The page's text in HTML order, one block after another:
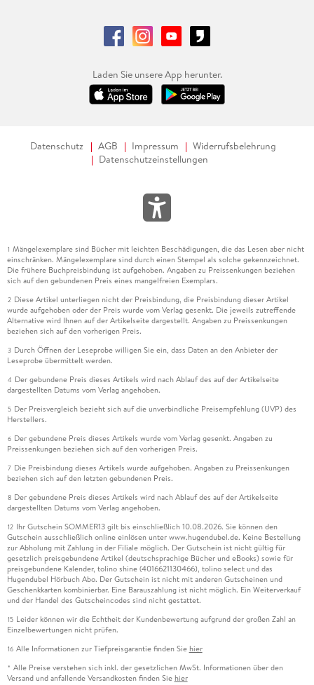
Laden Sie unsere App herunter.
Datenschutz AGB Impressum
Widerrufsbelehrung
Datenschutzeinstellungen
1 Mängelexemplare sind Bücher mit leichten Beschädigungen, die das Lesen aber nicht
einschränken. Mängelexemplare sind durch einen Stempel als solche gekennzeichnet.
Die frühere Buchpreisbindung ist aufgehoben. Angaben zu Preissenkungen beziehen
sich auf den gebundenen Preis eines mangelfreien Exemplars.
2 Diese Artikel unterliegen nicht der Preisbindung, die Preisbindung dieser Artikel
wurde aufgehoben oder der Preis wurde vom Verlag gesenkt. Die jeweils zutreffende
Alternative wird Ihnen auf der Artikelseite dargestellt. Angaben zu Preissenkungen
beziehen sich auf den vorherigen Preis.
3 Durch Öffnen der Leseprobe willigen Sie ein, dass Daten an den Anbieter der
Leseprobe übermittelt werden.
4 Der gebundene Preis dieses Artikels wird nach Ablauf des auf der Artikelseite
dargestellten Datums vom Verlag angehoben.
5 Der Preisvergleich bezieht sich auf die unverbindliche Preisempfehlung (UVP) des
Herstellers.
6 Der gebundene Preis dieses Artikels wurde vom Verlag gesenkt. Angaben zu
Preissenkungen beziehen sich auf den vorherigen Preis.
7 Die Preisbindung dieses Artikels wurde aufgehoben. Angaben zu Preissenkungen
beziehen sich auf den letzten gebundenen Preis.
8 Der gebundene Preis dieses Artikels wird nach Ablauf des auf der Artikelseite
dargestellten Datums vom Verlag angehoben.
12 Ihr Gutschein SOMMER13 gilt bis einschließlich 10.08.2026. Sie können den
Gutschein ausschließlich online einlösen unter www.hugendubel.de. Keine Bestellung
zur Abholung mit Zahlung in der Filiale möglich. Der Gutschein ist nicht gültig für
gesetzlich preisgebundene Artikel (deutschsprachige Bücher und eBooks) sowie für
preisgebundene Kalender, tolino shine (4016621130466), tolino select und das
Hugendubel Hörbuch Abo. Der Gutschein ist nicht mit anderen Gutscheinen und
Geschenkkarten kombinierbar. Eine Barauszahlung ist nicht möglich. Ein Weiterverkauf
und der Handel des Gutscheincodes sind nicht gestattet.
15 Leider können wir die Echtheit der Kundenbewertung aufgrund der großen Zahl an
Einzelbewertungen nicht prüfen.
16 Alle Informationen zur Tiefpreisgarantie finden Sie hier
* Alle Preise verstehen sich inkl. der gesetzlichen MwSt. Informationen über den
Versand und anfallende Versandkosten finden Sie hier